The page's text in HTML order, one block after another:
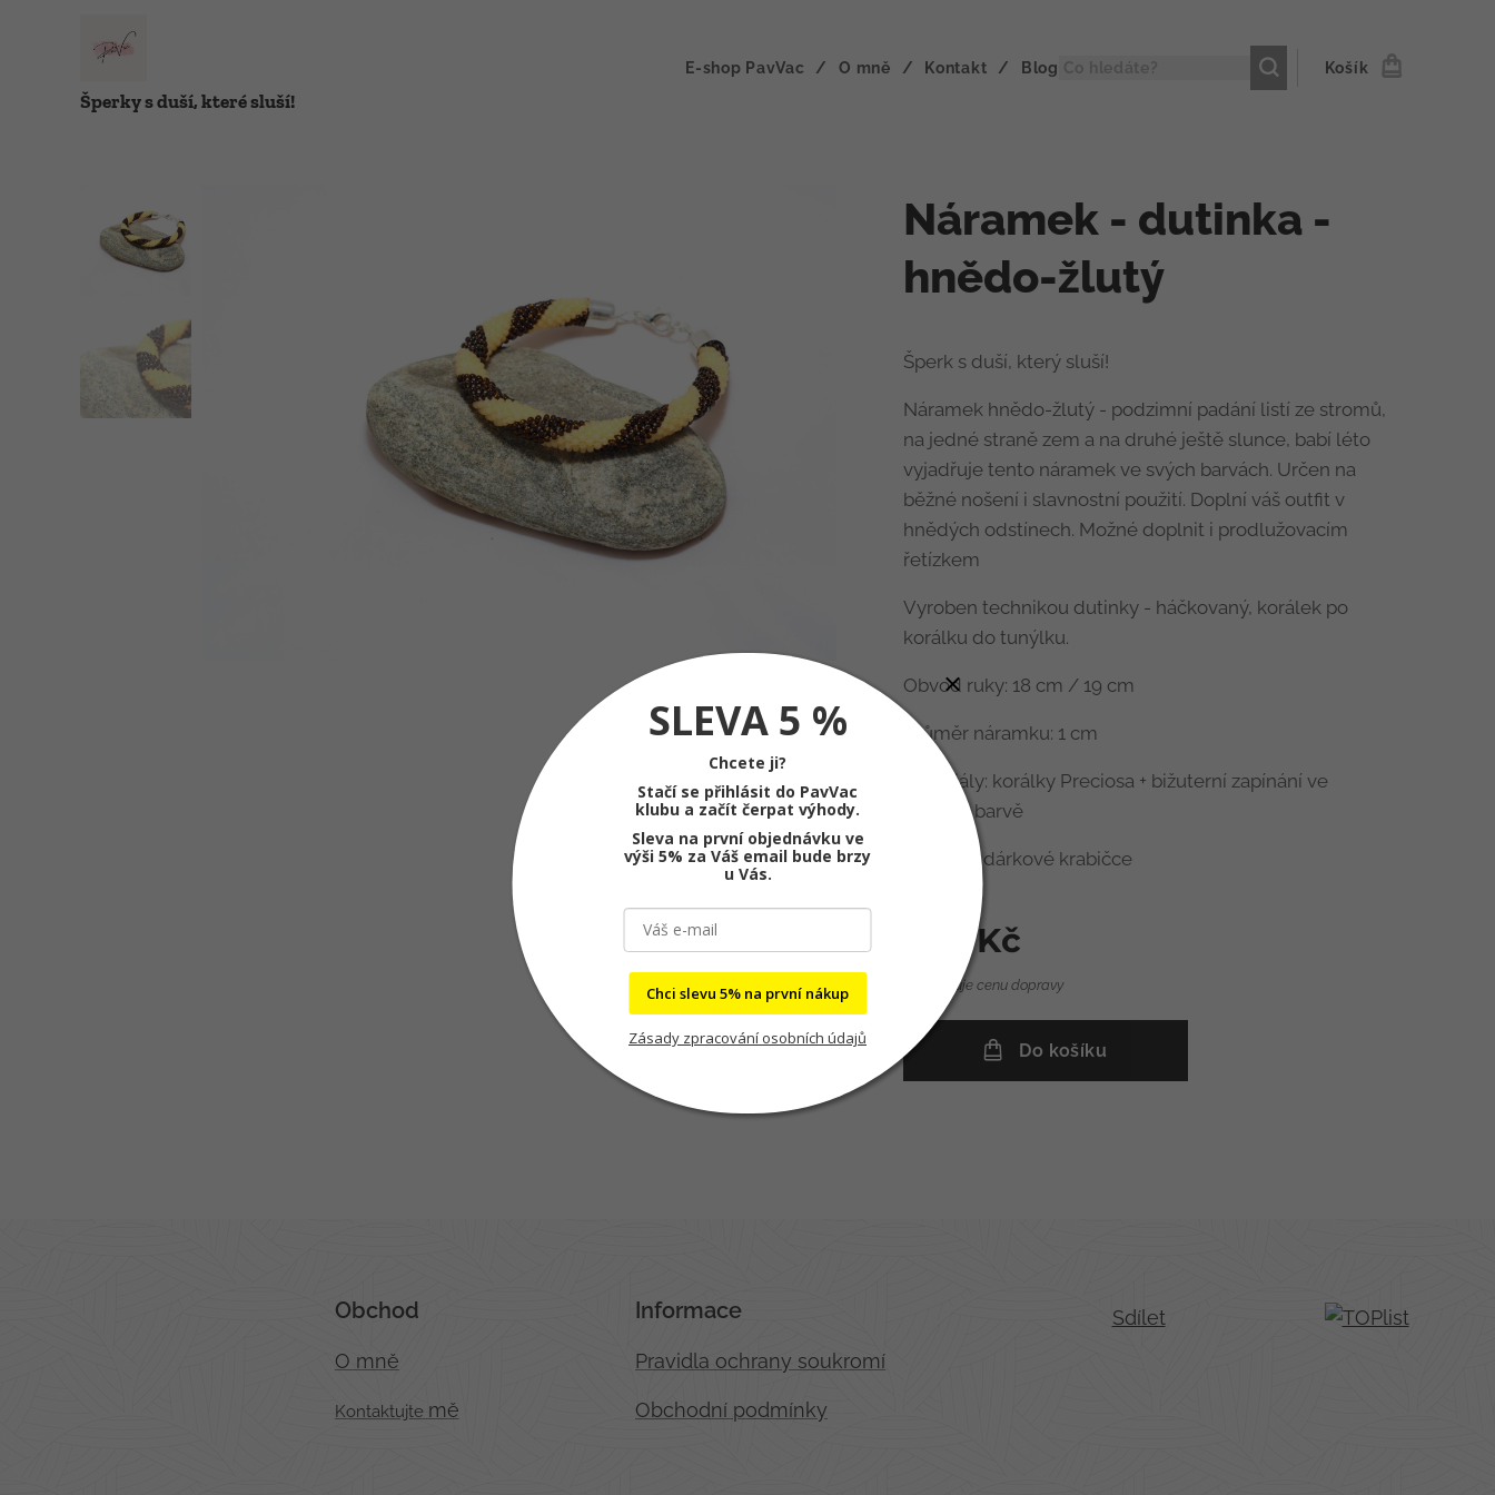
Šperky s duší, které sluší!
E-shop PavVac O mně Kontakt Blog Košík
Náramek - dutinka -
hnědo-žlutý
Šperk s duší, který sluší!
Náramek hnědo-žlutý - podzimní padání listí ze stromů,
na jedné straně zem a na druhé ještě slunce, babí léto
vyjadřuje tento náramek ve svých barvách. Určen na
běžné nošení i slavnostní použití. Doplní váš outfit v
hnědých odstínech. Možné doplnit i prodlužovacím
řetízkem
Vyroben technikou dutinky - háčkovaný, korálek po
korálku do tunýlku.
Obvod ruky: 18 cm / 19 cm
Průměr náramku: 1 cm
Materiály: korálky Preciosa + bižuterní zapínání ve
stříbrné barvě
Baleno v dárkové krabičce
Kč
nezahrnuje cenu dopravy
Do košíku
Obchod
O mně
Kontaktujte mě
Informace
Pravidla ochrany soukromí
Obchodní podmínky
Sdílet
SLEVA 5 %
Chcete ji?
Stačí se přihlásit do PavVac
klubu a začít čerpat výhody.
Sleva na první objednávku ve
výši 5% za Váš email bude brzy
u Vás.
Chci slevu 5% na první nákup
Zásady zpracování osobních údajů